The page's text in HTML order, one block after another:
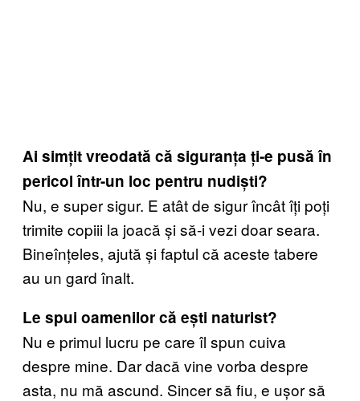
Ai simțit vreodată că siguranța ți-e pusă în
pericol într-un loc pentru nudiști?
Nu, e super sigur. E atât de sigur încât îți poți
trimite copiii la joacă și să-i vezi doar seara.
Bineînțeles, ajută și faptul că aceste tabere
au un gard înalt.
Le spui oamenilor că ești naturist?
Nu e primul lucru pe care îl spun cuiva
despre mine. Dar dacă vine vorba despre
asta, nu mă ascund. Sincer să fiu, e ușor să